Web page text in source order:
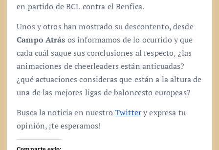
en partido de BCL contra el Benfica.
Unos y otros han mostrado su descontento, desde
Campo Atrás os informamos de lo ocurrido y que
cada cuál saque sus conclusiones al respecto, ¿las
animaciones de cheerleaders están anticuadas?
¿qué actuaciones consideras que están a la altura de
una de las mejores ligas de baloncesto europeas?
Busca la noticia en nuestroTwittery expresa tu
opinión, ¡te esperamos!